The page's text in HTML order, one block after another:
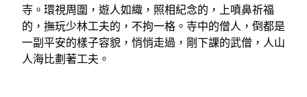
寺。環視周圍，遊人如織，照相紀念的，上噴鼻祈福
的，撫玩少林工夫的，不拘一格。寺中的僧人，倒都是
一副平安的樣子容貌，悄悄走過，剛下課的武僧，人山
人海比劃著工夫。